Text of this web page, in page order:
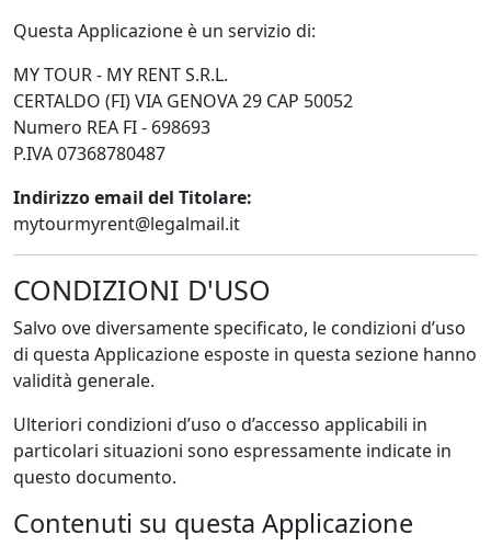
Questa Applicazione è un servizio di:
MY TOUR - MY RENT S.R.L.
CERTALDO (FI) VIA GENOVA 29 CAP 50052
Numero REA FI - 698693
P.IVA 07368780487
Indirizzo email del Titolare:
mytourmyrent@legalmail.it
CONDIZIONI D'USO
Salvo ove diversamente specificato, le condizioni d’uso
di questa Applicazione esposte in questa sezione hanno
validità generale.
Ulteriori condizioni d’uso o d’accesso applicabili in
particolari situazioni sono espressamente indicate in
questo documento.
Contenuti su questa Applicazione